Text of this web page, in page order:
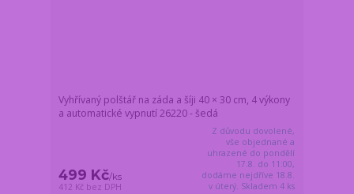
Vyhřívaný polštář na záda a šíji 40 × 30 cm, 4 výkony
a automatické vypnutí 26220 - šedá
499 Kč/ks
412 Kč bez DPH
Z důvodu dovolené,
vše objednané a
uhrazené do pondělí
17.8. do 11:00,
dodáme nejdříve 18.8.
v úterý. Skladem 4 ks